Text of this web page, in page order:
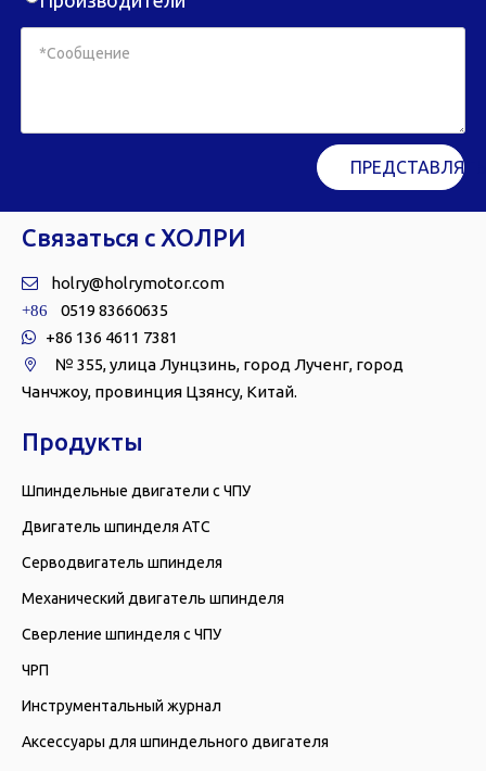
Связаться с ХОЛРИ
 holry@holrymotor.com
+86 0519 83660635
 +86 136 4611 7381

№ 355, улица Лунцзинь, город Лученг, город
Чанчжоу, провинция Цзянсу, Китай.
Продукты
Шпиндельные двигатели с ЧПУ
Двигатель шпинделя АТС
Серводвигатель шпинделя
Механический двигатель шпинделя
Сверление шпинделя с ЧПУ
ЧРП
Инструментальный журнал
Аксессуары для шпиндельного двигателя